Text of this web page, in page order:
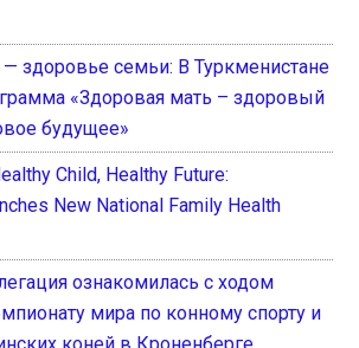
здоровье семьи: В Туркменистане
«Здоровая мать – здоровый
будущее»
Child, Healthy Future:
New National Family Health
ознакомилась с ходом
мира по конному спорту и